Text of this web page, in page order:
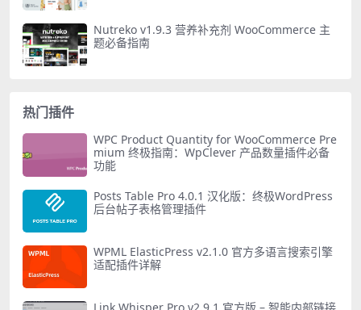
Nutreko v1.9.3 营养补充剂 WooCommerce 主
题必备指南
热门插件
WPC Product Quantity for WooCommerce Pre
mium 终极指南：WpClever 产品数量插件必备
功能
Posts Table Pro 4.0.1 汉化版：终极WordPress
后台帖子表格管理插件
WPML ElasticPress v2.1.0 官方多语言搜索引擎
适配插件详解